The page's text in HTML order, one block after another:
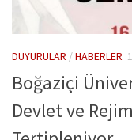
DUYURULAR /HABERLER
Boğaziçi
Devlet ve